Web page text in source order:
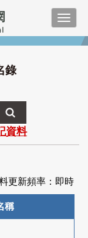
錄
資料
更新頻率：即時
稱